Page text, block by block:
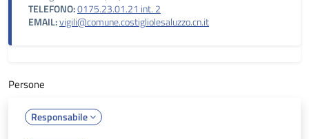
TELEFONO:0175.23.01.21 int. 2
EMAIL:vigili@comune.costigliolesaluzzo.cn.it
Persone
Responsabile